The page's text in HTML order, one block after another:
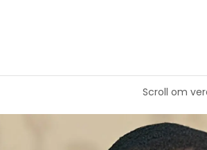
Scroll om